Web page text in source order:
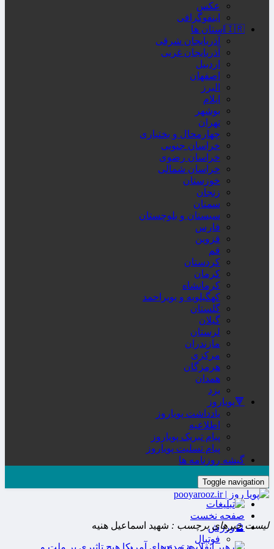
عکس
اینفوگرافی
🇮🇷استان ها
آذربایجان شرقی
آذربایجان غربی
اردبیل
اصفهان
البرز
ایلام
بوشهر
تهران
چهارمحال و بختیاری
خراسان جنوبی
خراسان رضوی
خراسان شمالی
خوزستان
زنجان
سمنان
سیستان و بلوچستان
فارس
قزوین
قم
کردستان
کرمان
کرمانشاه
کهگیلویه و بویراحمد
گلستان
گیلان
لرستان
مازندران
مرکزی
هرمزگان
همدان
یزد
🔻پویاروز
یادداشت پویاروز
اطلاعیه
پیام تبریک پویاروز
پیام تسلیت پویاروز
گیشه روزنامه ها
Toggle navigation
صفحه نخست
🔮ورزش
فوتبال
لیست خبرهای برچسب : شهید اسماعیل هنیه